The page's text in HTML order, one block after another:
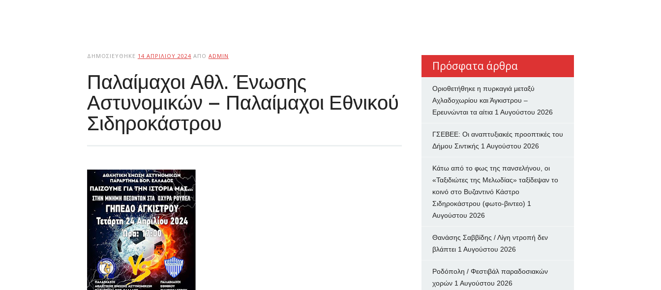
ΔΗΜΟΣΙΕΎΘΗΚΕ 14 ΑΠΡΙΛΊΟΥ 2024 ΑΠΌ ADMIN
Παλαίμαχοι Αθλ. Ένωσης
Αστυνομικών – Παλαίμαχοι Εθνικού
Σιδηροκάστρου
Πρόσφατα άρθρα
Οριοθετήθηκε η πυρκαγιά μεταξύ
Αχλαδοχωρίου και Άγκιστρου –
Ερευνώνται τα αίτια 1 Αυγούστου 2026
ΓΣΕΒΕΕ: Οι αναπτυξιακές προοπτικές του
Δήμου Σιντικής 1 Αυγούστου 2026
Κάτω από το φως της πανσελήνου, οι
«Ταξιδιώτες της Μελωδίας» ταξίδεψαν το
κοινό στο Βυζαντινό Κάστρο
Σιδηροκάστρου (φωτο-βιντεο) 1
Αυγούστου 2026
Θανάσης Σαββίδης / Λίγη ντροπή δεν
βλάπτει 1 Αυγούστου 2026
Ροδόπολη / Φεστιβάλ παραδοσιακών
χορών 1 Αυγούστου 2026